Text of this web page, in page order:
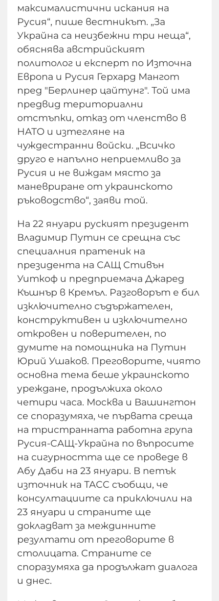
максималистични искания на
Русия“, пише вестникът. „За
Украйна са неизбежни три неща“,
обяснява австрийският
политолог и експерт по Източна
Европа и Русия Герхард Мангот
пред "Берлинер цайтунг". Той има
предвид териториални
отстъпки, отказ от членство в
НАТО и изтегляне на
чуждестранни войски. „Всичко
друго е напълно неприемливо за
Русия и не виждам място за
маневриране от украинското
ръководство“, заяви той.
На 22 януари руският президент
Владимир Путин се срещна със
специалния пратеник на
президента на САЩ Стивън
Уиткоф и предприемача Джаред
Къшнър в Кремъл. Разговорът е бил
изключително съдържателен,
конструктивен и изключително
откровен и поверителен, по
думите на помощника на Путин
Юрий Ушаков. Преговорите, чиято
основна тема беше украинското
уреждане, продължиха около
четири часа. Москва и Вашингтон
се споразумяха, че първата среща
на тристранната работна група
Русия-САЩ-Украйна по въпросите
на сигурността ще се проведе в
Абу Даби на 23 януари. В петък
източник на ТАСС съобщи, че
консултациите са приключили на
23 януари и страните ще
докладват за междинните
резултати от преговорите в
столицата. Страните се
споразумяха да продължат диалога
и днес.